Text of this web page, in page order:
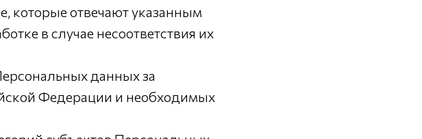
которые отвечают указанным
в случае несоответствия их
данных за
Федерации и необходимых